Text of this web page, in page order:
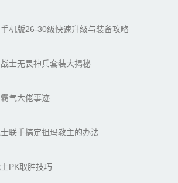
机版26-30级快速升级与装备攻略
士无畏神兵套装大揭秘
气大佬事迹
联手搞定祖玛教主的办法
PK取胜技巧